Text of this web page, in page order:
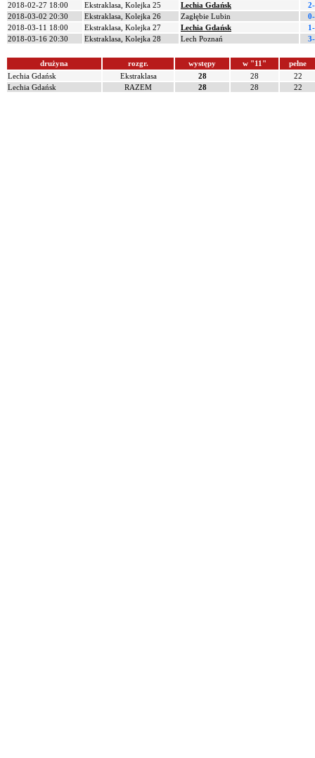
2018-02-27 18:00
Ekstraklasa, Kolejka 25 Lechia Gdańsk
2018-03-02 20:30
Ekstraklasa, Kolejka 26 Zagłębie Lubin
2018-03-11 18:00
Ekstraklasa, Kolejka 27 Lechia Gdańsk
2018-03-16 20:30
Ekstraklasa, Kolejka 28 Lech Poznań
drużyna rozgr. występy w "11"
pełne
Lechia Gdańsk
Ekstraklasa 28 28
22
Lechia Gdańsk
RAZEM 28 28 22